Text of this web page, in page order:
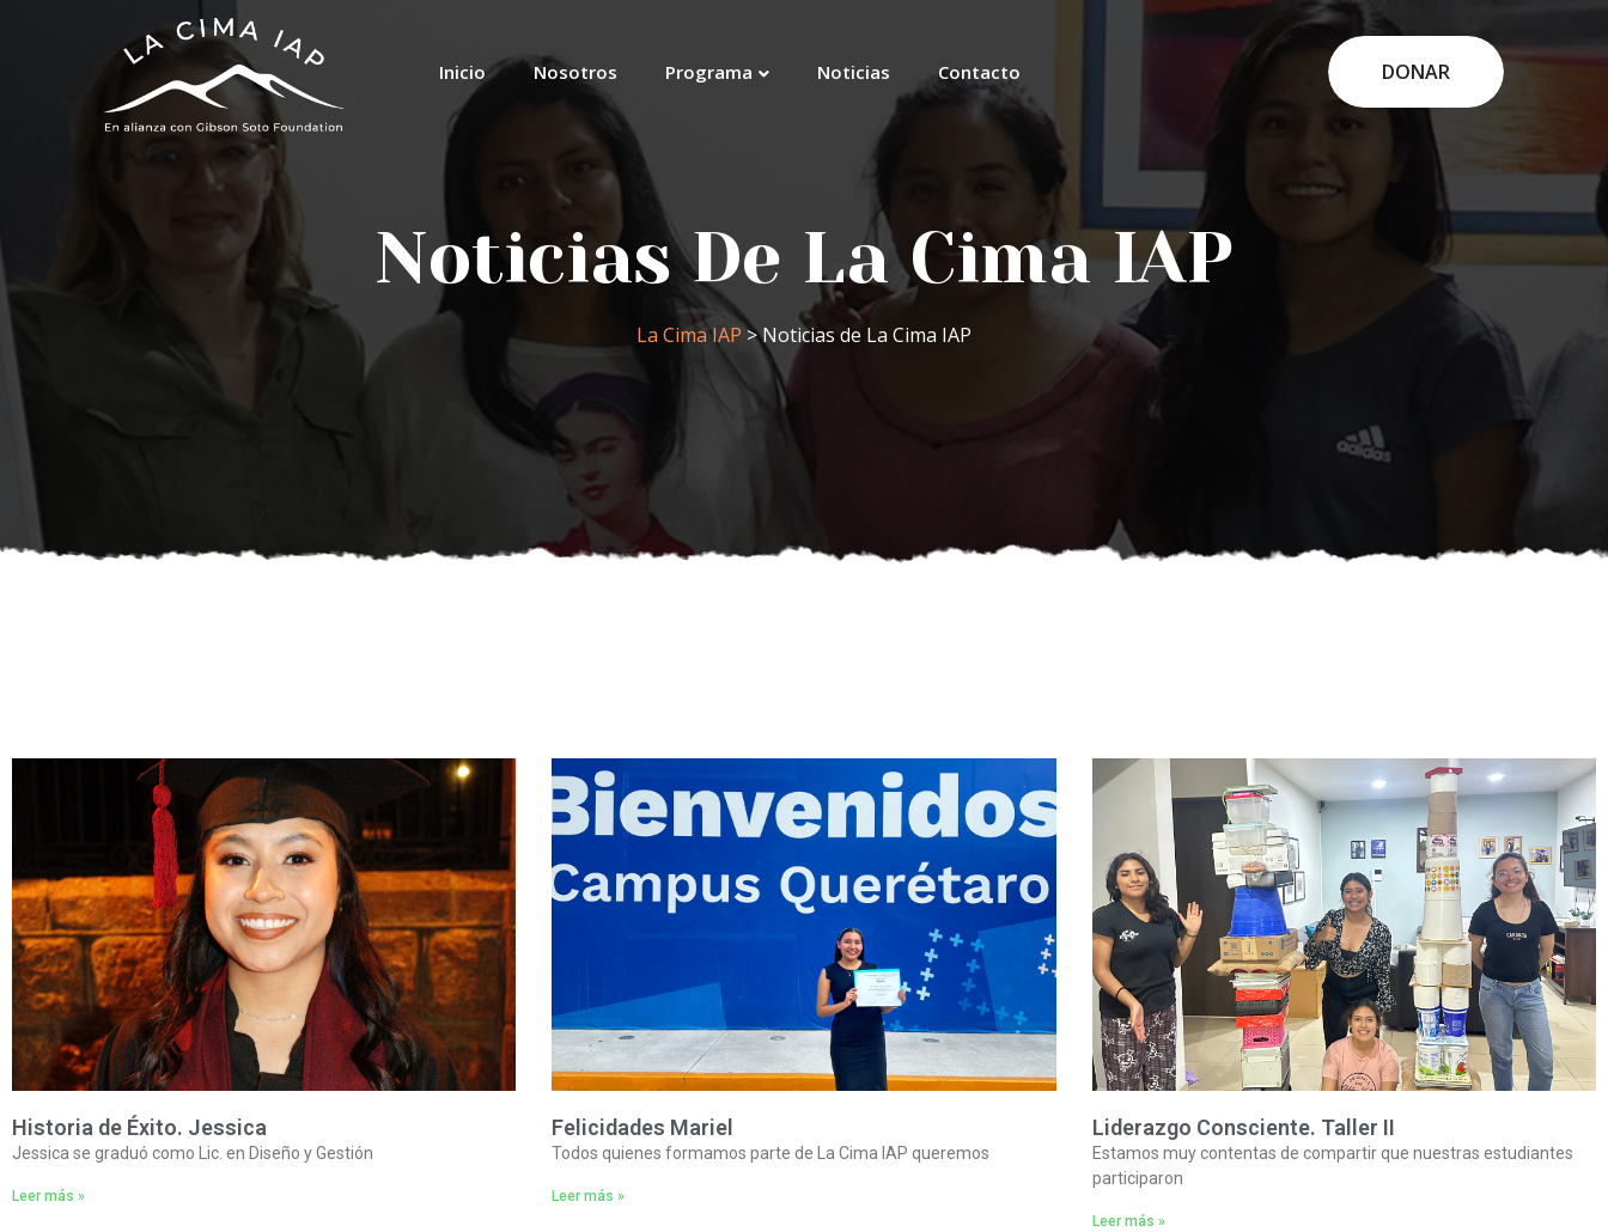
Inicio Nosotros Programa Noticias Contacto DONAR
Noticias De La Cima IAP
La Cima IAP> Noticias de La Cima IAP
Historia de Éxito. Jessica
Jessica se graduó como Lic. en Diseño y Gestión
Leer más »
Felicidades Mariel
Todos quienes formamos parte de La Cima IAP queremos
Leer más »
Liderazgo Consciente. Taller II
Estamos muy contentas de compartir que nuestras estudiantes
participaron
Leer más »